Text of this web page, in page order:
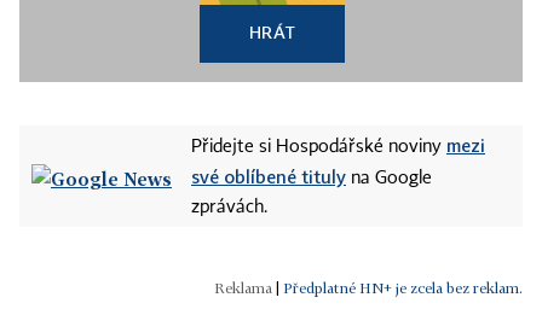
HRÁT
Přidejte si Hospodářské noviny mezi
své oblíbené tituly na Google
zprávách.
Předplatné HN+ je zcela bez reklam.